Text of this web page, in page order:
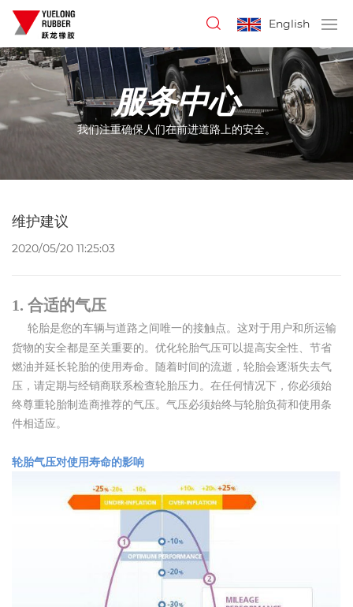
English
服务中心
我们注重确保人们在前进道路上的安全。
维护建议
2020/05/20 11:25:03
1. 合适的气压
轮胎是您的车辆与道路之间唯一的接触点。这对于用户和所运输
货物的安全都是至关重要的。优化轮胎气压可以提高安全性、节省
燃油并延长轮胎的使用寿命。随着时间的流逝，轮胎会逐渐失去气
压，请定期与经销商联系检查轮胎压力。在任何情况下，你必须始
终尊重轮胎制造商推荐的气压。气压必须始终与轮胎负荷和使用条
件相适应。
轮胎气压对使用寿命的影响